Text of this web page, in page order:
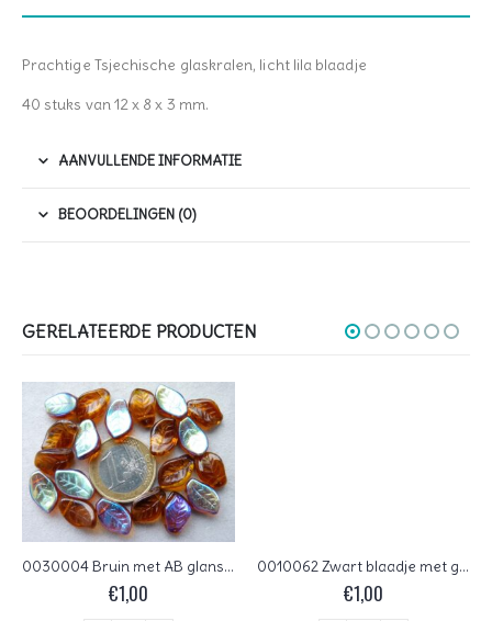
Prachtige Tsjechische glaskralen, licht lila blaadje
40 stuks van 12 x 8 x 3 mm.
AANVULLENDE INFORMATIE
BEOORDELINGEN (0)
GERELATEERDE PRODUCTEN
0030004 Bruin met AB glans wat grotere bladvorm
€1,00
0010062 Zwart blaadje met goudkleurig nerfje. 30 Pc.
€1,00